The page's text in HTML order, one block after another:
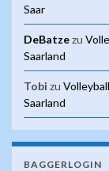
Saar
DeBatzezu
Saarland
Tobi zu
Saarland
BAGGERLOGIN